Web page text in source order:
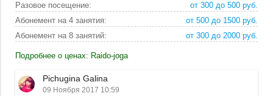
Разовое посещение:
от 300 до 500 руб.
Абонемент на 4 занятия:
от 500 до 1500 руб.
Абонемент на 8 занятий:
от 300 до 2000 руб.
Подробнее о ценах: Raido-joga
Pichugina Galina
09 Ноября 2017 10:59